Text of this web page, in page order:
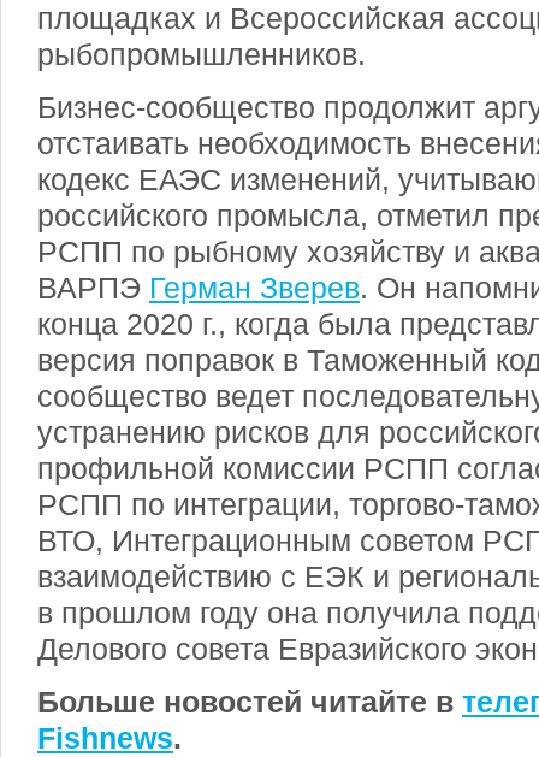
площадках и Всероссийская
рыбопромышленников.
Бизнес-сообщество продолжит
отстаивать необходимость
кодекс ЕАЭС изменений,
российского промысла, отметил
РСПП по рыбному хозяйству и
ВАРПЭ Герман Зверев. Он
конца 2020 г., когда была
версия поправок в Таможенный
сообщество ведет
устранению рисков для
профильной комиссии РСПП
РСПП по интеграции, торгово-
ВТО, Интеграционным советом
взаимодействию с ЕЭК и
в прошлом году она получила
Делового совета Евразийского
Больше новостей читайте в
Fishnews.